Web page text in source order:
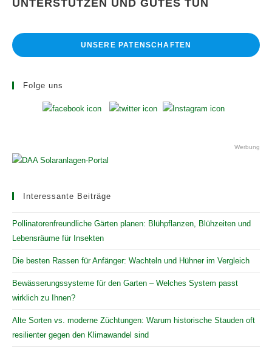
UNTERSTÜTZEN UND GUTES TUN
UNSERE PATENSCHAFTEN
Folge uns
Werbung
Interessante Beiträge
Pollinatorenfreundliche Gärten planen: Blühpflanzen, Blühzeiten und
Lebensräume für Insekten
Die besten Rassen für Anfänger: Wachteln und Hühner im Vergleich
Bewässerungssysteme für den Garten – Welches System passt
wirklich zu Ihnen?
Alte Sorten vs. moderne Züchtungen: Warum historische Stauden oft
resilienter gegen den Klimawandel sind